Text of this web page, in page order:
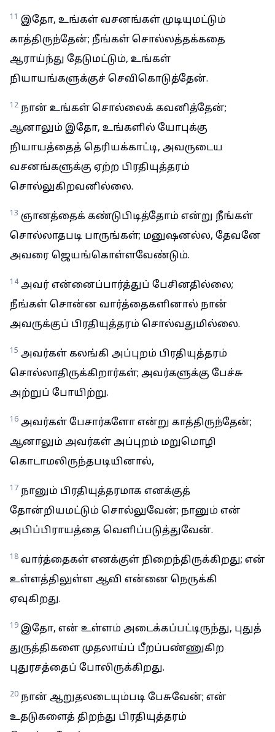
11 இதோ, உங்கள் வசனங்கள் முடியுமட்டும்
காத்திருந்தேன்; நீங்கள் சொல்லத்தக்கதை
ஆராய்ந்து தேடுமட்டும், உங்கள்
நியாயங்களுக்குச் செவிகொடுத்தேன்.
12 நான் உங்கள் சொல்லைக் கவனித்தேன்;
ஆனாலும் இதோ, உங்களில் யோபுக்கு
நியாயத்தைத் தெரியக்காட்டி, அவருடைய
வசனங்களுக்கு ஏற்ற பிரதியுத்தரம்
சொல்லுகிறவனில்லை.
13 ஞானத்தைக் கண்டுபிடித்தோம் என்று நீங்கள்
சொல்லாதபடி பாருங்கள்; மனுஷனல்ல, தேவனே
அவரை ஜெயங்கொள்ளவேண்டும்.
14 அவர் என்னைப்பார்த்துப் பேசினதில்லை;
நீங்கள் சொன்ன வார்த்தைகளினால் நான்
அவருக்குப் பிரதியுத்தரம் சொல்வதுமில்லை.
15 அவர்கள் கலங்கி அப்புறம் பிரதியுத்தரம்
சொல்லாதிருக்கிறார்கள்; அவர்களுக்கு பேச்சு
அற்றுப் போயிற்று.
16 அவர்கள் பேசார்களோ என்று காத்திருந்தேன்;
ஆனாலும் அவர்கள் அப்புறம் மறுமொழி
கொடாமலிருந்தபடியினால்,
17 நானும் பிரதியுத்தரமாக எனக்குத்
தோன்றியமட்டும் சொல்லுவேன்; நானும் என்
அபிப்பிராயத்தை வெளிப்படுத்துவேன்.
18 வார்த்தைகள் எனக்குள் நிறைந்திருக்கிறது; என்
உள்ளத்திலுள்ள ஆவி என்னை நெருக்கி
ஏவுகிறது.
19 இதோ, என் உள்ளம் அடைக்கப்பட்டிருந்து, புதுத்
துருத்திகளை முதலாய்ப் பீறப்பண்ணுகிற
புதுரசத்தைப் போலிருக்கிறது.
20 நான் ஆறுதலடையும்படி பேசுவேன்; என்
உதடுகளைத் திறந்து பிரதியுத்தரம்